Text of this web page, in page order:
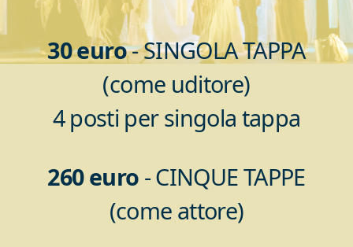
30 euro- SINGOLA TAPPA
(come uditore)
4 posti per singola tappa
260 euro - CINQUE TAPPE
(come attore)